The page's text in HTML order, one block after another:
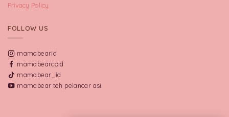
Privacy Policy
FOLLOW US
mamabearid
mamabearcoid
mamabear_id
mamabear teh pelancar asi